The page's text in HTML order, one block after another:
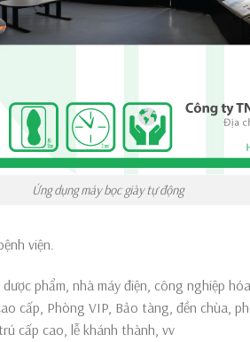
Ứng dụng máy bọc giày tự động
viện.
phẩm, nhà máy điện, công nghiệp
cấp, Phòng VIP, Bảo tàng, đền chùa,
cấp cao, lễ khánh thành, vv